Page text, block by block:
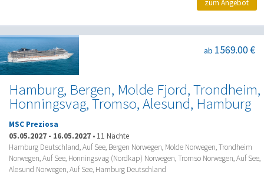
zum Angebot
Hamburg, Bergen, Molde Fjord, Trondheim,
Honningsvag, Tromso, Alesund, Hamburg
ab 1569.00 €
MSC Preziosa
05.05.2027 - 16.05.2027 • 11 Nächte
Hamburg Deutschland, Auf See, Bergen Norwegen, Molde Norwegen, Trondheim
Norwegen, Auf See, Honningsvag (Nordkap) Norwegen, Tromso Norwegen, Auf See,
Alesund Norwegen, Auf See, Hamburg Deutschland